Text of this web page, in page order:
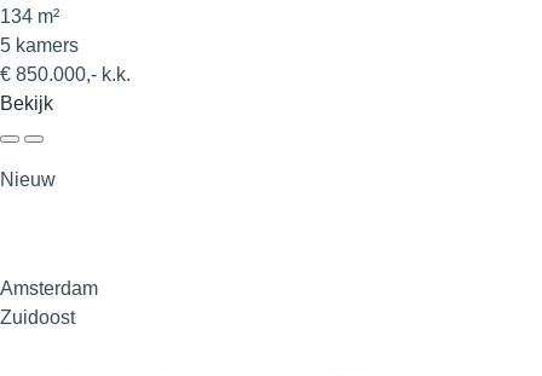
134 m²
5 kamers
€ 850.000,- k.k.
Bekijk
Nieuw
Amsterdam
Zuidoost